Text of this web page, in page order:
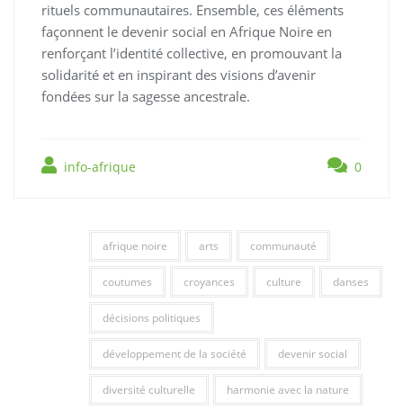
rituels communautaires. Ensemble, ces éléments
façonnent le devenir social en Afrique Noire en
renforçant l’identité collective, en promouvant la
solidarité et en inspirant des visions d’avenir
fondées sur la sagesse ancestrale.
info-afrique 0
afrique noire arts communauté
coutumes croyances culture danses
décisions politiques
développement de la société devenir social
diversité culturelle harmonie avec la nature